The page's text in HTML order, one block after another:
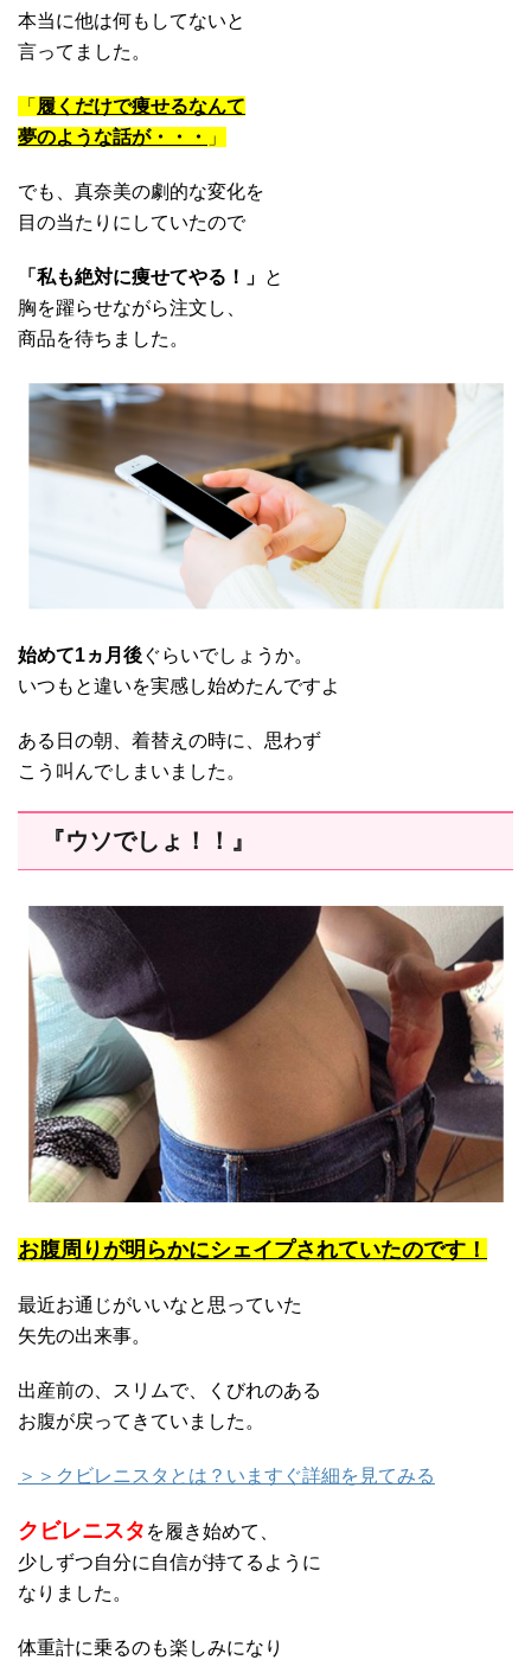
本当に他は何もしてないと
言ってました。
「 履くだけで痩せるなんて
夢のような話が・・・
」
でも、真奈美の劇的な変化を
目の当たりにしていたので
「私も絶対に痩せてやる！」 と
胸を躍らせながら注文し、
商品を待ちました。
始めて1ヵ月後ぐらいでしょうか。
いつもと違いを実感し始めたんですよ
ある日の朝、着替えの時に、思わず
こう叫んでしまいました。
『ウソでしょ！！』
お腹周りが明らかにシェイプされていたのです！
最近お通じがいいなと思っていた
矢先の出来事。
出産前の、スリムで、くびれのある
お腹が戻ってきていました。
＞＞クビレニスタとは？いますぐ詳細を見てみる
クビレニスタ を履き始めて、
少しずつ自分に自信が持てるように
なりました。
体重計に乗るのも楽しみになり